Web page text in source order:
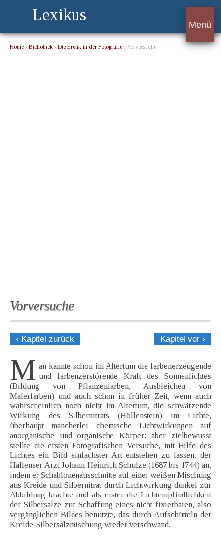
Lexikus
Menü
Home › Bibliothek › Die Erotik in der Fotografie › Vorversuche
Vorversuche
‹ Kapitel zurück Kapitel vor ›
M an kannte schon im Altertum die farbenerzeugende
und farbenzerstörende Kraft des Sonnenlichtes
(Bildung von Pflanzenfarben, Ausbleichen von
Malerfarben) und auch schon in früher Zeit, wenn auch
wahrscheinlich noch nicht im Altertum, die schwärzende
Wirkung des Silbernitrats (Höllenstein) im Lichte,
überhaupt mancherlei chemische Lichtwirkungen auf
anorganische und organische Körper; aber zielbewusst
stellte die ersten Fotografischen Versuche, mit Hilfe des
Lichtes ein Bild einfachster Art entstehen zu lassen, der
Hallenser Arzt Johann Heinrich Schulze (1687 bis 1744) an,
indem er Schablonenausschnitte auf einer weißen Mischung
aus Kreide und Silbernitrat durch Lichtwirkung dunkel zur
Abbildung brachte und als erster die Lichtempfindlichkeit
der Silbersalze zur Schaffung eines nicht fixierbaren, also
vergänglichen Bildes benutzte, das durch Aufschütteln der
Kreide-Silbersalzmischung wieder verschwand.